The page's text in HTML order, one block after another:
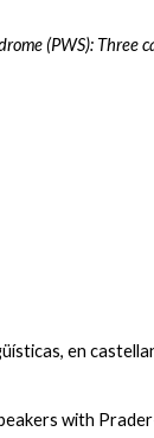
(PWS): Three
en
with